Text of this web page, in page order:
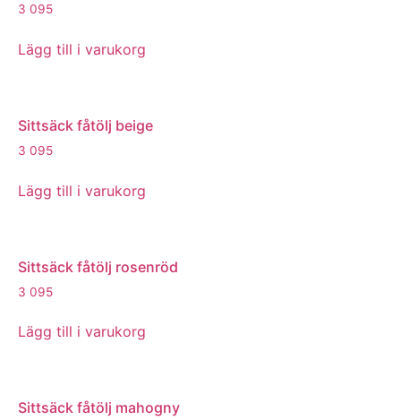
3 095
Lägg till i varukorg
Sittsäck fåtölj beige
3 095
Lägg till i varukorg
Sittsäck fåtölj rosenröd
3 095
Lägg till i varukorg
Sittsäck fåtölj mahogny